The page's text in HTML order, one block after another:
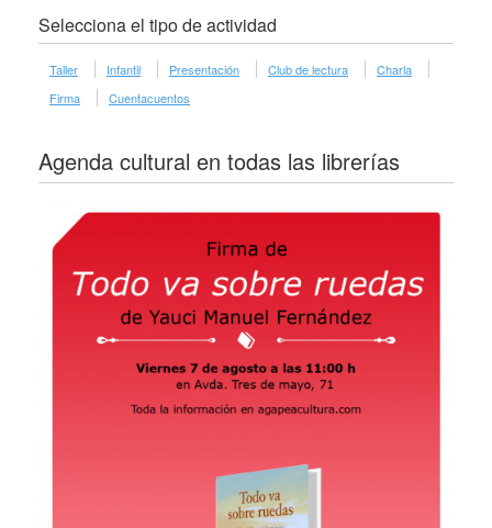
Selecciona el tipo de actividad
Taller Infantil Presentación Club de lectura
Charla
Firma
Cuentacuentos
Agenda cultural en todas las librerías